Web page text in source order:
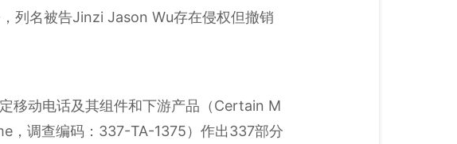
列名被告Jinzi Jason Wu存在侵权但撤销
移动电话及其组件和下游产品（Certain M
调查编码：337-TA-1375）作出337部分